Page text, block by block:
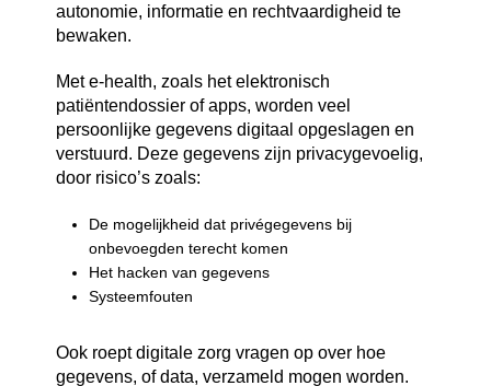
autonomie, informatie en rechtvaardigheid te
bewaken.
Met e-health, zoals het elektronisch
patiëntendossier of apps, worden veel
persoonlijke gegevens digitaal opgeslagen en
verstuurd. Deze gegevens zijn privacygevoelig,
door risico’s zoals:
De mogelijkheid dat privégegevens bij
onbevoegden terecht komen
Het hacken van gegevens
Systeemfouten
Ook roept digitale zorg vragen op over hoe
gegevens, of data, verzameld mogen worden.